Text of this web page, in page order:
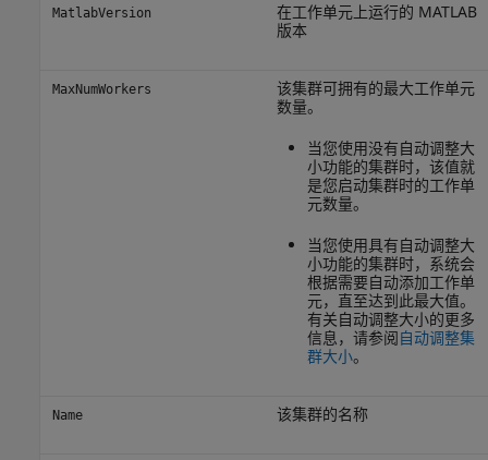
MatlabVersion
在工作单元上运行的 MATLAB
版本
MaxNumWorkers
该集群可拥有的最大工作单元
数量。
当您使用没有自动调整大
小功能的集群时，该值就
是您启动集群时的工作单
元数量。
当您使用具有自动调整大
小功能的集群时，系统会
根据需要自动添加工作单
元，直至达到此最大值。
有关自动调整大小的更多
信息，请参阅自动调整集
群大小。
Name 该集群的名称